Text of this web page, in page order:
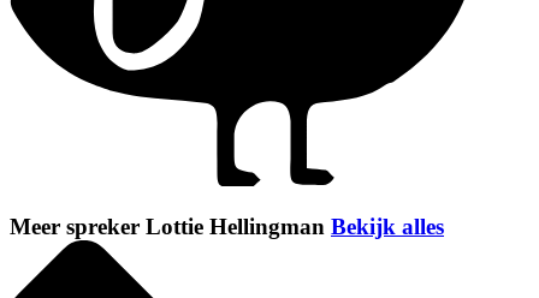
Meer spreker Lottie Hellingman Bekijk alles